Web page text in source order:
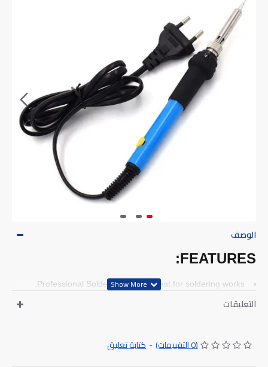
الوصف
FEATURES:
Professional Soldering Tool is great for soldering works.
Iron plated tip and stainless steel construction offer longer
التعليقات
(0 التقييمات) - كتابة تعليق